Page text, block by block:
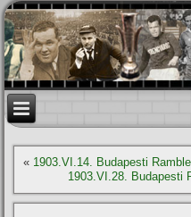
« 1903.VI.14. Budapesti
1903.VI.28. Budapesti